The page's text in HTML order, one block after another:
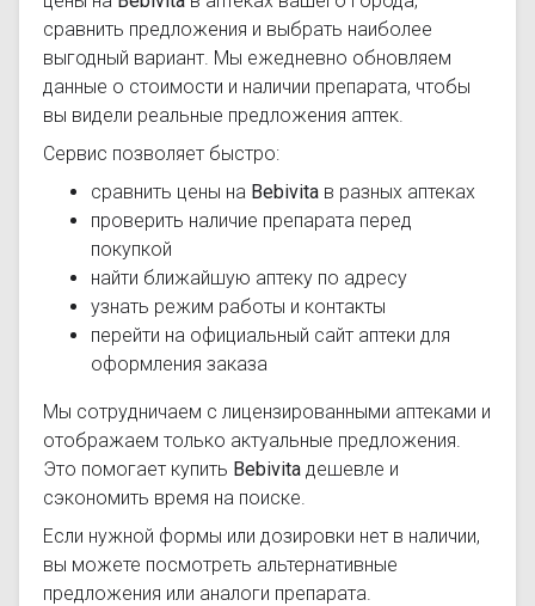
сравнить предложения и выбрать наиболее
выгодный вариант. Мы ежедневно обновляем
данные о стоимости и наличии препарата, чтобы
вы видели реальные предложения аптек.
Сервис позволяет быстро:
сравнить цены на Bebivita в разных аптеках
проверить наличие препарата перед
покупкой
найти ближайшую аптеку по адресу
узнать режим работы и контакты
перейти на официальный сайт аптеки для
оформления заказа
Мы сотрудничаем с лицензированными аптеками и
отображаем только актуальные предложения.
Это помогает купить Bebivita дешевле и
сэкономить время на поиске.
Если нужной формы или дозировки нет в наличии,
вы можете посмотреть альтернативные
предложения или аналоги препарата.